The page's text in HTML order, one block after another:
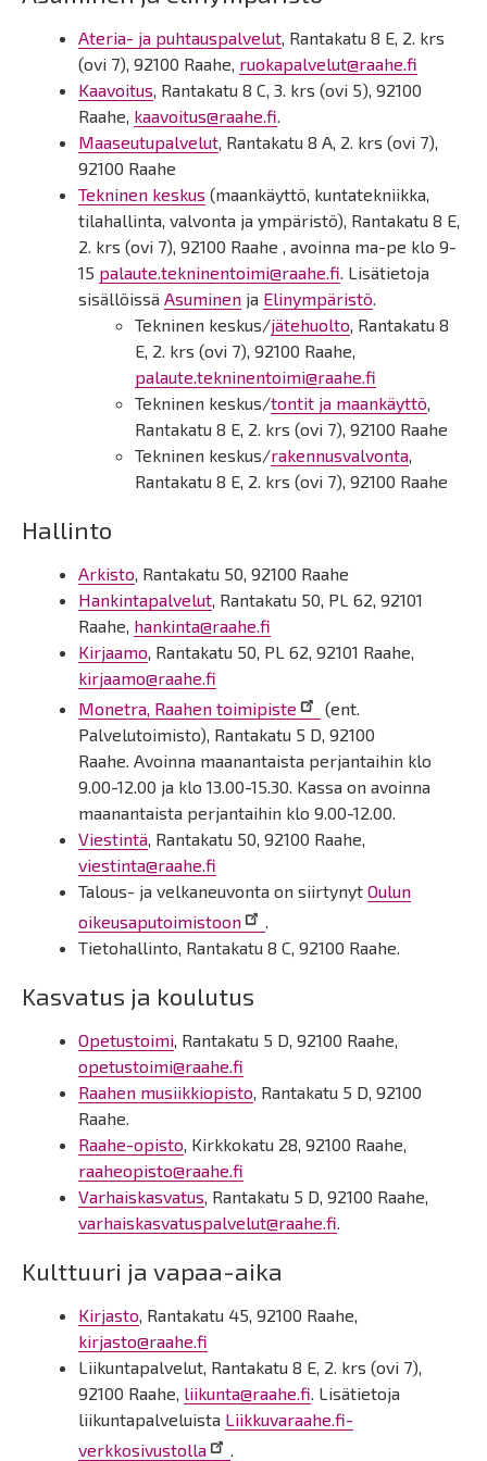
Ateria- ja puhtauspalvelut, Rantakatu 8 E, 2. krs
(ovi 7), 92100 Raahe, ruokapalvelut@raahe.fi
Kaavoitus, Rantakatu 8 C, 3. krs (ovi 5), 92100
Raahe, kaavoitus@raahe.fi.
Maaseutupalvelut, Rantakatu 8 A, 2. krs (ovi 7),
92100 Raahe
Tekninen keskus (maankäyttö, kuntatekniikka,
tilahallinta, valvonta ja ympäristö), Rantakatu 8 E,
2. krs (ovi 7), 92100 Raahe , avoinna ma-pe klo 9-
15 palaute.tekninentoimi@raahe.fi. Lisätietoja
sisällöissä Asuminen ja Elinympäristö.
Tekninen keskus/jätehuolto, Rantakatu 8
E, 2. krs (ovi 7), 92100 Raahe,
palaute.tekninentoimi@raahe.fi
Tekninen keskus/tontit ja maankäyttö,
Rantakatu 8 E, 2. krs (ovi 7), 92100 Raahe
Tekninen keskus/rakennusvalvonta,
Rantakatu 8 E, 2. krs (ovi 7), 92100 Raahe
Hallinto
Arkisto, Rantakatu 50, 92100 Raahe
Hankintapalvelut, Rantakatu 50, PL 62, 92101
Raahe, hankinta@raahe.fi
Kirjaamo, Rantakatu 50, PL 62, 92101 Raahe,
kirjaamo@raahe.fi
Monetra, Raahen toimipiste
(ent.
Palvelutoimisto), Rantakatu 5 D, 92100
Raahe. Avoinna maanantaista perjantaihin klo
9.00-12.00 ja klo 13.00-15.30. Kassa on avoinna
maanantaista perjantaihin klo 9.00-12.00.
Viestintä, Rantakatu 50, 92100 Raahe,
viestinta@raahe.fi
Talous- ja velkaneuvonta on siirtynyt Oulun
oikeusaputoimistoon
.
Tietohallinto, Rantakatu 8 C, 92100 Raahe.
Kasvatus ja koulutus
Opetustoimi, Rantakatu 5 D, 92100 Raahe,
opetustoimi@raahe.fi
Raahen musiikkiopisto, Rantakatu 5 D, 92100
Raahe.
Raahe-opisto, Kirkkokatu 28, 92100 Raahe,
raaheopisto@raahe.fi
Varhaiskasvatus, Rantakatu 5 D, 92100 Raahe,
varhaiskasvatuspalvelut@raahe.fi.
Kulttuuri ja vapaa-aika
Kirjasto, Rantakatu 45, 92100 Raahe,
kirjasto@raahe.fi
Liikuntapalvelut, Rantakatu 8 E, 2. krs (ovi 7),
92100 Raahe, liikunta@raahe.fi. Lisätietoja
liikuntapalveluista Liikkuvaraahe.fi-
verkkosivustolla
.